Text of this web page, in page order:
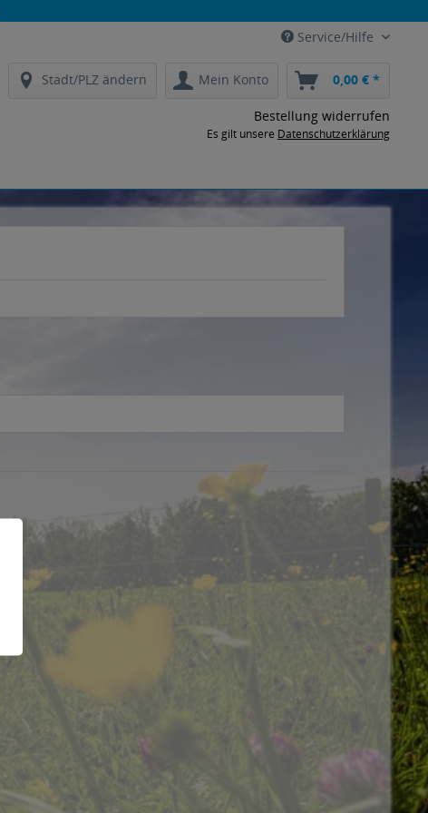
Service/Hilfe
Stadt/PLZ ändern Mein Konto 0,00 € *
Bestellung widerrufen
Es gilt unsere Datenschutzerklärung